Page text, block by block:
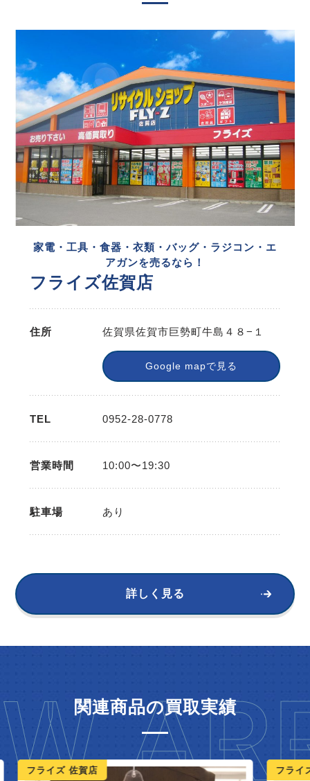
家電・工具・食器・衣類・バッグ・ラジコン・エ
アガンを売るなら！
フライズ佐賀店
住所 佐賀県佐賀市巨勢町牛島４８−１
Google mapで見る
TEL 0952-28-0778
営業時間 10:00〜19:30
駐車場 あり
詳しく見る
関連商品の買取実績
イズ 佐賀店 フライズ 鳥栖店